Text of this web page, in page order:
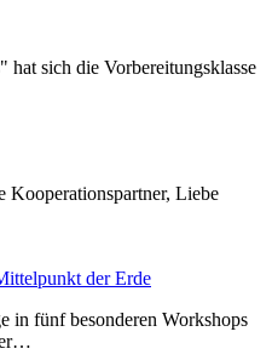
sich die Vorbereitungsklasse
Kooperationspartner, Liebe
der Erde
in fünf besonderen Workshops